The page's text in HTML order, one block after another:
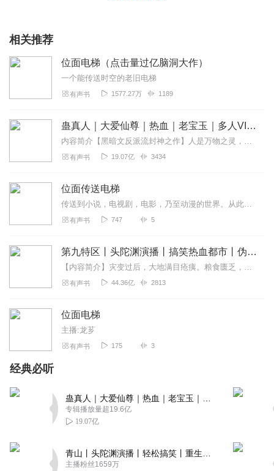
说说_m1
广告声音大的要死，小说声音小的要死。
2020-04-21
喜欢就可以👍，无需多语
2021-02-05
嗯很不错支持支持支持
2020-04-21
这本书发布者都被封了。书还在，牛x
2021-10-15
谁能告诉我这个为什么会火！！！
2020-06-06
好好好好好好好好好好好好好好好好谢谢
1584273wzxj
2020-04-27
相关推荐
位面电梯（点击量过亿脑洞大作）
一个能传送时空的老旧电梯
有声书 1577.27万 1189
蛊真人｜大爱仙尊｜热血｜老宝玉｜多人VIP免费有声剧
内容简介【黑暗文反派流封神之作】人是万物之灵，蛊是天地真精。一个穿越者不断重生的故事。一个养蛊、炼蛊、用蛊的奇特世界。配音组（男角色）老宝玉旁白...
有声书 19.07亿 3434
位面传送电梯
传送到小说，电视剧，电影，乃至动漫的世界。从此，人生变得精彩了...
有声书 747 5
第九特区丨头陀渊演播丨搞笑热血都市丨伪戒丨VIP免费多人有声剧
【内容简介】灾变过后，大地满目疮痍。粮食匮乏，资源紧俏，局势混乱……一位从待规划区杀出来的青年，背对着漫天黄沙，孤身来到九区谋生，却不曾想偶然结识三五好友，一念...
有声书 44.36亿 2813
位面电梯
主播:龙芗
有声书 175 3
经典必听
专辑播放量超19.6亿
19.07亿
主播粉丝1659万